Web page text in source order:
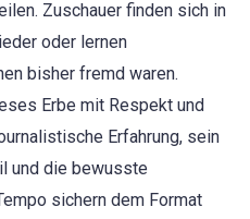
Zuschauer finden sich in
oder lernen
bisher fremd waren.
Erbe mit Respekt und
Erfahrung, sein
und die bewusste
sichern dem Format